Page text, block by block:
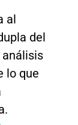
al
del
análisis
lo que